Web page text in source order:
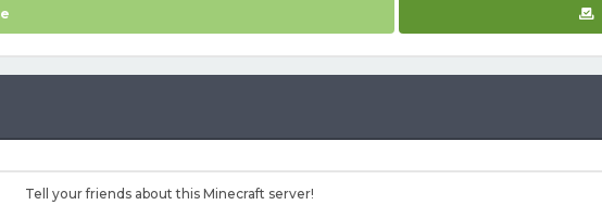
Tell your friends about this Minecraft server!